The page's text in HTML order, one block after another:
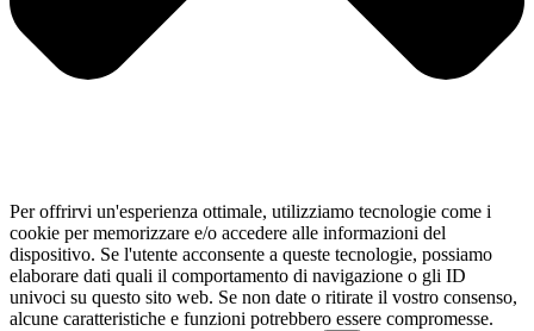
Per offrirvi un'esperienza ottimale, utilizziamo tecnologie come i
cookie per memorizzare e/o accedere alle informazioni del
dispositivo. Se l'utente acconsente a queste tecnologie, possiamo
elaborare dati quali il comportamento di navigazione o gli ID
univoci su questo sito web. Se non date o ritirate il vostro consenso,
alcune caratteristiche e funzioni potrebbero essere compromesse.